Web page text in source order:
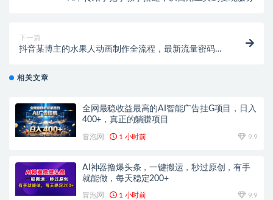
下一篇
抖音某博主的水果人动画制作全流程，最新流量密码，
相关文章
全网最稳收益最高的AI智能广告挂G项目，日入
400+，真正的躺賺项目
冒泡网 1 小时前 9.9
AI神器撸爆头条，一键搬运，秒过原创，有手
就能做，每天稳定200+
冒泡网 1 小时前 9.9